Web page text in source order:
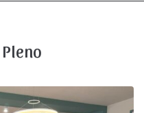
Pleno